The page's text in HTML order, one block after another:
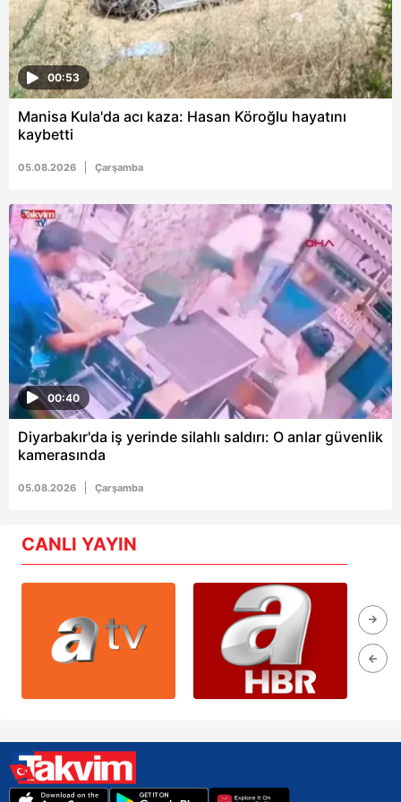
00:53
Manisa Kula'da acı kaza: Hasan Köroğlu hayatını
kaybetti
05.08.2026 Çarşamba
00:40
Diyarbakır'da iş yerinde silahlı saldırı: O anlar güvenlik
kamerasında
05.08.2026 Çarşamba
CANLI YAYIN